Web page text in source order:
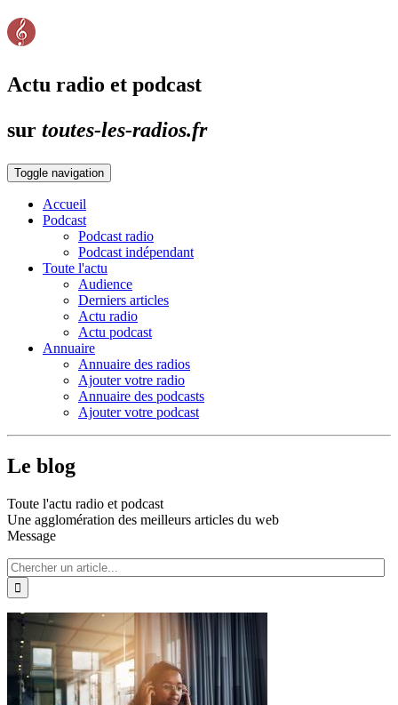
Actu radio et podcast
sur toutes-les-radios.fr
Toggle navigation
Accueil
Podcast
Podcast radio
Podcast indépendant
Toute l'actu
Audience
Derniers articles
Actu radio
Actu podcast
Annuaire
Annuaire des radios
Ajouter votre radio
Annuaire des podcasts
Ajouter votre podcast
Le blog
Toute l'actu radio et podcast
Une agglomération des meilleurs articles du web
Message